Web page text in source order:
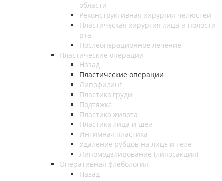
области
Реконструктивная хирургия челюстей
Пластическая хирургия лица и полости
рта
Послеоперационное лечение
Пластические операции
Назад
Пластические операции
Липофилинг
Пластика груди
Подтяжка
Пластика живота
Пластика лица и шеи
Интимная пластика
Удаление рубцов на лице и теле
Липомоделирование (липосакция)
Оперативная флебология
Назад